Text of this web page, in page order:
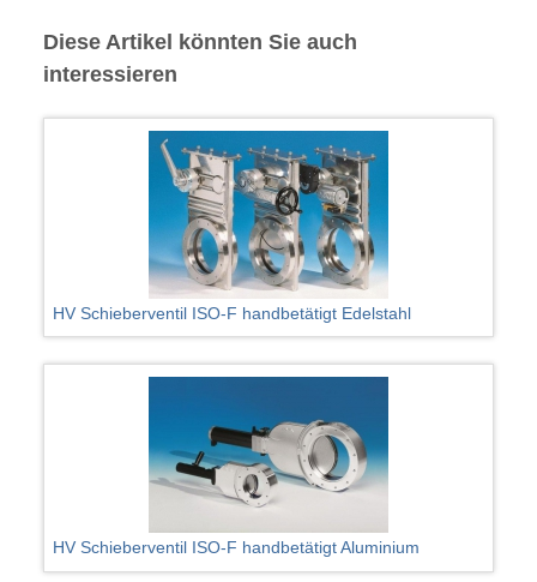
Diese Artikel könnten Sie auch
interessieren
HV Schieberventil ISO-F handbetätigt Edelstahl
HV Schieberventil ISO-F handbetätigt Aluminium